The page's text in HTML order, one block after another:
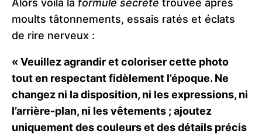
Alors voilà la formule secrète trouvée après
moults tâtonnements, essais ratés et éclats
de rire nerveux :
« Veuillez agrandir et coloriser cette photo
tout en respectant fidèlement l’époque. Ne
changez ni la disposition, ni les expressions, ni
l’arrière-plan, ni les vêtements ; ajoutez
uniquement des couleurs et des détails précis